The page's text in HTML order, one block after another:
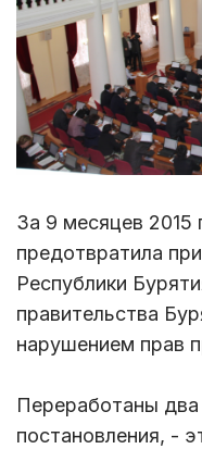
За 9 месяцев 2015
предотвратила
Республики
правительства
нарушением прав
Переработаны два
постановления, -